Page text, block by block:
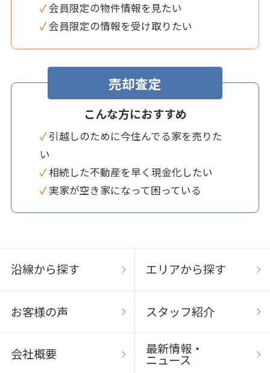
✓ 会員限定の物件情報を見たい
✓ 会員限定の情報を受け取りたい
売却査定
こんな方におすすめ
✓ 引越しのために今住んでる家を売りた
い
✓ 相続した不動産を早く現金化したい
✓ 実家が空き家になって困っている
沿線から探す エリアから探す
お客様の声 スタッフ紹介
会社概要 最新情報・
ニュース